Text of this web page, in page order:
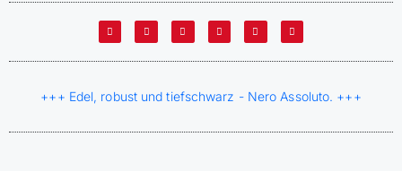
+++ Edel, robust und tiefschwarz - Nero Assoluto. +++